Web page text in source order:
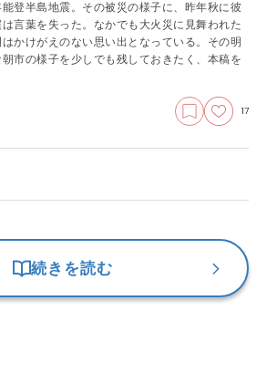
登半島地震。その被災の様子に、昨年秋に彼
言葉を失った。なかでも大火災に見舞われた
かけがえのない思い出となっている。その明
市の様子を少しでも残しておきたく、本稿を
17
続きを読む